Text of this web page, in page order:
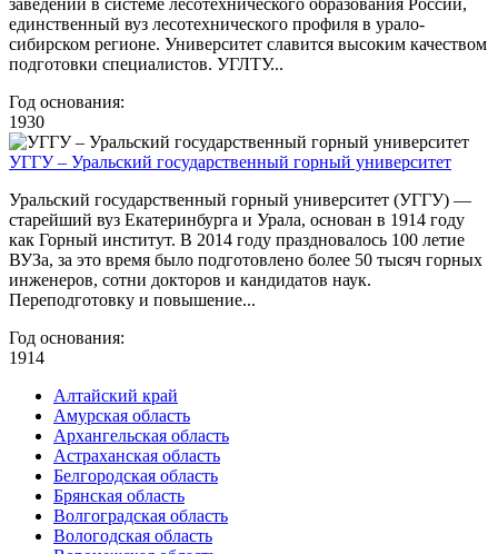
единственный вуз лесотехнического профиля в урало-
сибирском регионе. Университет славится высоким качеством
подготовки специалистов. УГЛТУ...
Год основания:
1930
УГГУ – Уральский государственный горный университет
Уральский государственный горный университет (УГГУ) —
старейший вуз Екатеринбурга и Урала, основан в 1914 году
как Горный институт. В 2014 году праздновалось 100 летие
ВУЗа, за это время было подготовлено более 50 тысяч горных
инженеров, сотни докторов и кандидатов наук.
Переподготовку и повышение...
Год основания:
1914
Алтайский край
Амурская область
Архангельская область
Астраханская область
Белгородская область
Брянская область
Волгоградская область
Вологодская область